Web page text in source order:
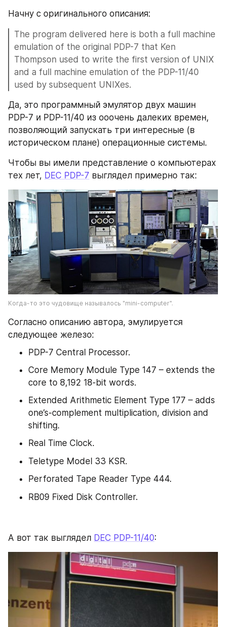
Начну с оригинального описания:
The program delivered here is both a full machine
emulation of the original PDP-7 that Ken
Thompson used to write the first version of UNIX
and a full machine emulation of the PDP-11/40
used by subsequent UNIXes.
Да, это программный эмулятор двух машин
PDP-7 и PDP-11/40 из ооочень далеких времен,
позволяющий запускать три интересные (в
историческом плане) операционные системы.
Чтобы вы имели представление о компьютерах
тех лет, DEC PDP-7 выглядел примерно так:
Когда-то это чудовище называлось "mini-computer".
Согласно описанию автора, эмулируется
следующее железо:
PDP-7 Central Processor.
Core Memory Module Type 147 – extends the
core to 8,192 18-bit words.
Extended Arithmetic Element Type 177 – adds
one’s-complement multiplication, division and
shifting.
Real Time Clock.
Teletype Model 33 KSR.
Perforated Tape Reader Type 444.
RB09 Fixed Disk Controller.
А вот так выглядел DEC PDP-11/40: